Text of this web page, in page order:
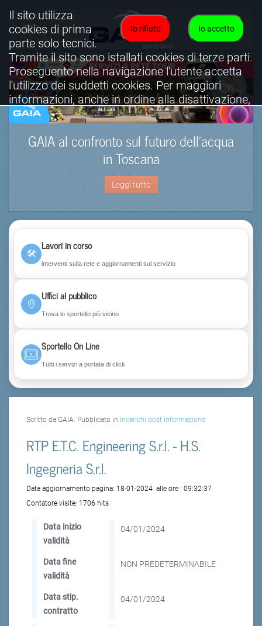
GAIA al confronto sul futuro dell’acqua
in Toscana
Leggi tutto
🛠
Lavori in corso
interventi sulla rete e aggiornamenti sul servizio
Uffici al pubblico
Trova lo sportello più vicino
Sportello On Line
Tutti i servizi a portata di click
Scritto da GAIA. Pubblicato in Incarichi post informazione
RTP E.T.C. Engineering S.r.l. - H.S.
Ingegneria S.r.l.
Data aggiornamento pagina: 18-01-2024 alle ore : 09:32:37
Contatore visite: 1706 hits
Data inizio
validità
04/01/2024
Data fine
validità
NON PREDETERMINABILE
Data stip.
contratto
04/01/2024
Io accetto
Io rifiuto
Il sito utilizza
cookies di prima
parte solo tecnici.
Tramite il sito sono istallati cookies di terze parti.
Proseguento nella navigazione l'utente accetta
l'utilizzo dei suddetti cookies. Per maggiori
informazioni, anche in ordine alla disattivazione,
è possibile consultare l'informativa cookies
completa.
Visualizza informativa completa.